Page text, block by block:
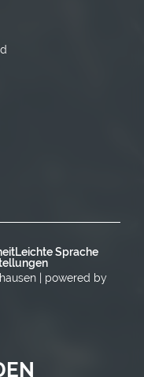
Leichte Sprache
| powered by